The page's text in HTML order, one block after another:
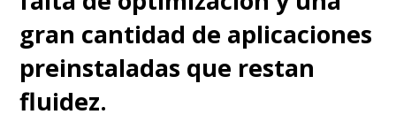
que quedaba en el aire en la
historia original, la posición de
privilegio de Hipo como hijo del
jefe, con otros jóvenes
gran cantidad de aplicaciones
preinstaladas que restan
fluidez.